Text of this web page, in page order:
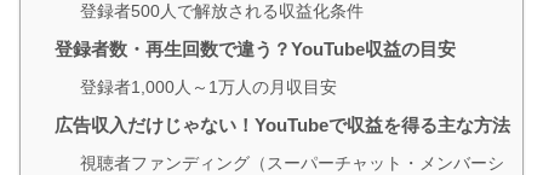
登録者500人で解放される収益化条件
登録者数・再生回数で違う？YouTube収益の目安
登録者1,000人～1万人の月収目安
広告収入だけじゃない！YouTubeで収益を得る主な方法
視聴者ファンディング（スーパーチャット・メンバーシ